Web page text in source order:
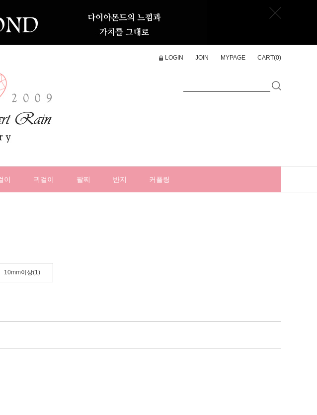
LOGIN JOIN MYPAGE CART(0)
이 귀걸이 팔찌 반지 커플링
10mm이상(1)